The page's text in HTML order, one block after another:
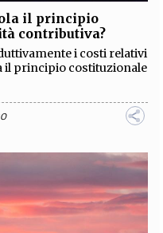
il principio
contributiva?
i costi relativi
il principio costituzionale